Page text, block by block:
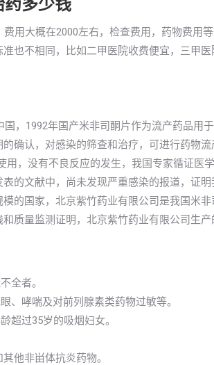
多少钱
用大概在2000左右，检查费用，药物费用
也不相同，比如二甲医院收费便宜，三甲
，1992年国产米非司酮片作为流产药品用
确认，对感染的筛查和治疗，可进行药物
用，没有不良反应的发生，我国专家循证医
的文献中，尚未发现严重感染的报道，证明
的国家，北京紫竹药业有限公司是我国米
质量监测证明，北京紫竹药业有限公司生产
全者。
、哮喘及对前列腺素类药物过敏等。
超过35岁的吸烟妇女。
他非畄体抗炎药物。